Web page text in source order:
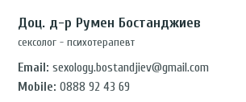
Доц. д-р Румен Бостанджиев
сексолог - психотерапевт
Email: sexology.bostandjiev@gmail.com
Mobile: 0888 92 43 69